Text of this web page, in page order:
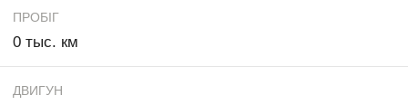
ПРОБІГ
0 тыс. км
ДВИГУН